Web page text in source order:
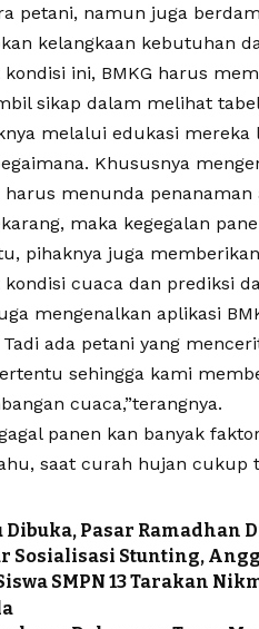
petani, namun juga
kelangkaan kebutuhan
ini, BMKG harus
sikap dalam melihat
melalui edukasi
Khususnya
harus menunda
maka kegegalan
pihaknya juga
cuaca dan prediksi
mengenalkan aplikasi
ada petani yang
sehingga kami
cuaca,”terangnya.
panen kan banyak
saat curah hujan cukup
Dibuka, Pasar Ramadhan
Sosialisasi Stunting,
SMPN 13 Tarakan